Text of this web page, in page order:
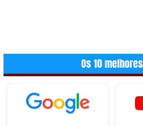
Os 10 melhores